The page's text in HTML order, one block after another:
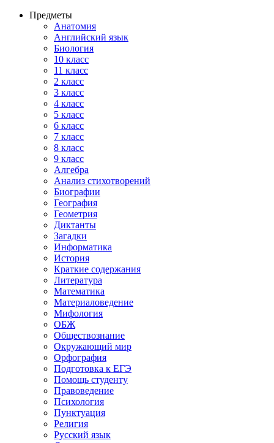
Предметы
Анатомия
Английский язык
Биология
10 класс
11 класс
2 класс
3 класс
4 класс
5 класс
6 класс
7 класс
8 класс
9 класс
Алгебра
Анализ стихотворений
Биографии
География
Геометрия
Диктанты
Загадки
Информатика
История
Краткие содержания
Литература
Математика
Материаловедение
Мифология
ОБЖ
Обществознание
Окружающий мир
Орфография
Подготовка к ЕГЭ
Помощь студенту
Правоведение
Психология
Пунктуация
Религия
Русский язык